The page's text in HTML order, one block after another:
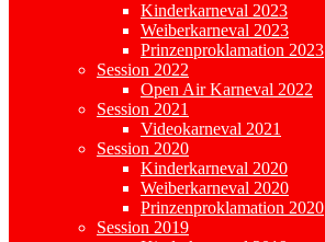
Kinderkarneval 2023
Weiberkarneval 2023
Prinzenproklamation 2023
Session 2022
Open Air Karneval 2022
Session 2021
Videokarneval 2021
Session 2020
Kinderkarneval 2020
Weiberkarneval 2020
Prinzenproklamation 2020
Session 2019